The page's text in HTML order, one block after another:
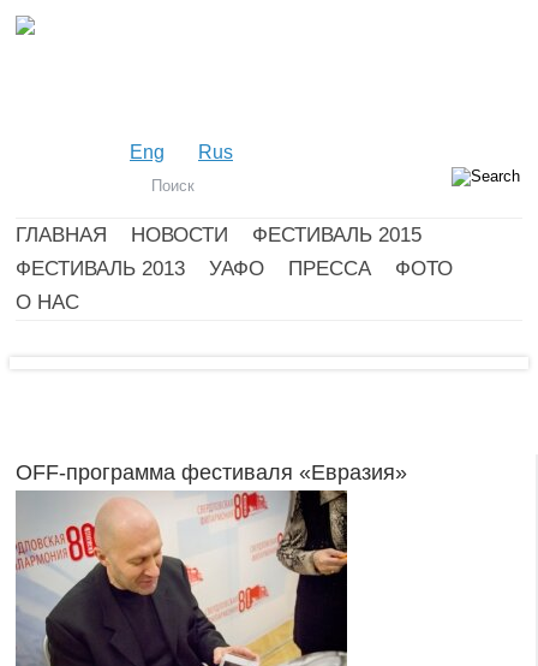
Eng Rus
ГЛАВНАЯ НОВОСТИ
ФЕСТИВАЛЬ 2015
ФЕСТИВАЛЬ 2013
УАФО ПРЕССА
ФОТО
О НАС
OFF-программа фестиваля «Евразия»